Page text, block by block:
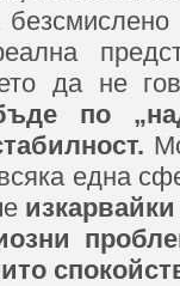
да не
по
една